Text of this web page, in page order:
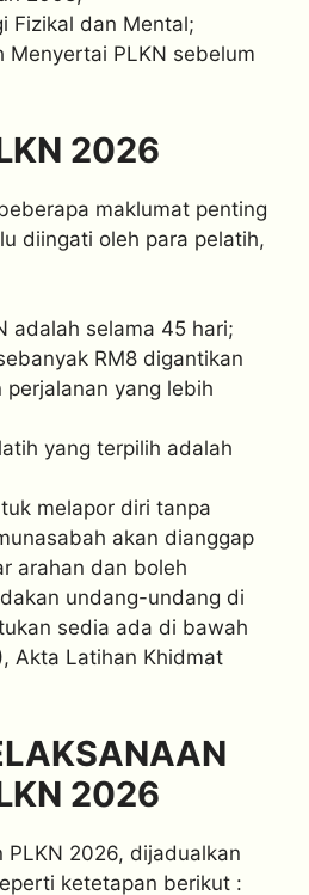
Fizikal dan Mental;
Menyertai PLKN sebelum
2026
maklumat penting
diingati oleh para pelatih,
adalah selama 45 hari;
RM8 digantikan
perjalanan yang lebih
yang terpilih adalah
melapor diri tanpa
akan dianggap
arahan dan boleh
undang-undang di
sedia ada di bawah
Akta Latihan Khidmat
2026
PLKN 2026, dijadualkan
ketetapan berikut :